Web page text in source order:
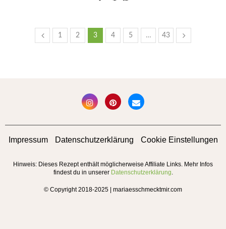
1 2 3 4 5 … 43
Impressum Datenschutzerklärung Cookie Einstellungen
Hinweis: Dieses Rezept enthält möglicherweise Affiliate Links. Mehr Infos
findest du in unserer Datenschutzerklärung.
© Copyright 2018-2025 | mariaesschmecktmir.com